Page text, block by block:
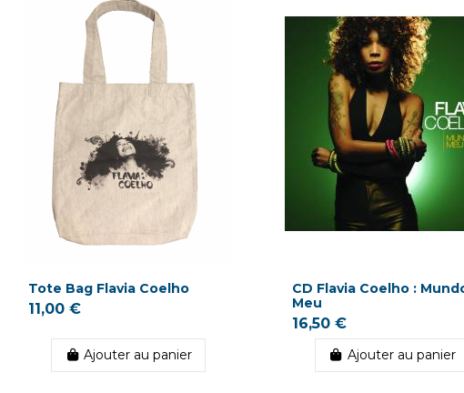
Tote Bag Flavia Coelho
11,00 €
Ajouter au panier
CD Flavia Coelho :
Meu
16,50 €
Ajouter au panier